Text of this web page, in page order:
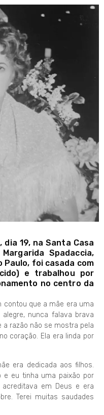
19, na Santa Casa
Spadaccia,
Paulo, foi casada com
e trabalhou por
no centro da
contou que a mãe era uma
nunca falava brava
a razão não se mostra pela
coração. Ela era linda por
era dedicada aos filhos.
e eu tinha uma paixão por
em Deus e era
Terei muitas saudades